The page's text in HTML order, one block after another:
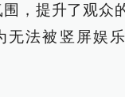
，提升了观众
无法被竖屏娱